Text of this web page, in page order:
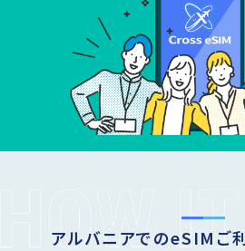
アルバニアでのeSIMご